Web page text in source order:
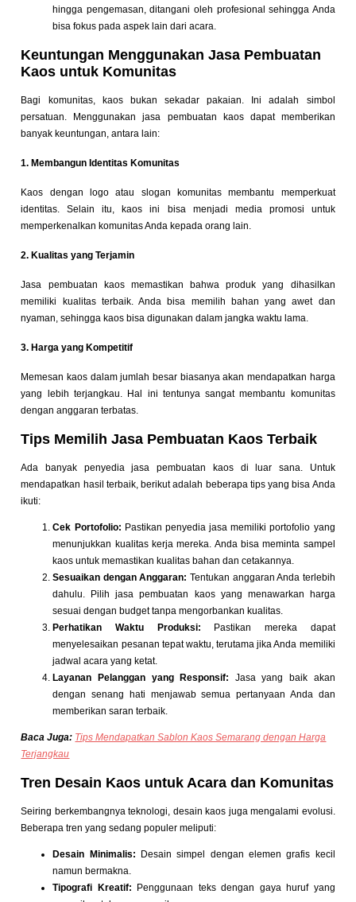
hingga pengemasan, ditangani oleh profesional sehingga Anda
bisa fokus pada aspek lain dari acara.
Keuntungan Menggunakan Jasa Pembuatan
Kaos untuk Komunitas
Bagi komunitas, kaos bukan sekadar pakaian. Ini adalah simbol
persatuan. Menggunakan jasa pembuatan kaos dapat memberikan
banyak keuntungan, antara lain:
1. Membangun Identitas Komunitas
Kaos dengan logo atau slogan komunitas membantu memperkuat
identitas. Selain itu, kaos ini bisa menjadi media promosi untuk
memperkenalkan komunitas Anda kepada orang lain.
2. Kualitas yang Terjamin
Jasa pembuatan kaos memastikan bahwa produk yang dihasilkan
memiliki kualitas terbaik. Anda bisa memilih bahan yang awet dan
nyaman, sehingga kaos bisa digunakan dalam jangka waktu lama.
3. Harga yang Kompetitif
Memesan kaos dalam jumlah besar biasanya akan mendapatkan harga
yang lebih terjangkau. Hal ini tentunya sangat membantu komunitas
dengan anggaran terbatas.
Tips Memilih Jasa Pembuatan Kaos Terbaik
Ada banyak penyedia jasa pembuatan kaos di luar sana. Untuk
mendapatkan hasil terbaik, berikut adalah beberapa tips yang bisa Anda
ikuti:
Cek Portofolio: Pastikan penyedia jasa memiliki portofolio yang
menunjukkan kualitas kerja mereka. Anda bisa meminta sampel
kaos untuk memastikan kualitas bahan dan cetakannya.
Sesuaikan dengan Anggaran: Tentukan anggaran Anda terlebih
dahulu. Pilih jasa pembuatan kaos yang menawarkan harga
sesuai dengan budget tanpa mengorbankan kualitas.
Perhatikan Waktu Produksi: Pastikan mereka dapat
menyelesaikan pesanan tepat waktu, terutama jika Anda memiliki
jadwal acara yang ketat.
Layanan Pelanggan yang Responsif: Jasa yang baik akan
dengan senang hati menjawab semua pertanyaan Anda dan
memberikan saran terbaik.
Baca Juga: Tips Mendapatkan Sablon Kaos Semarang dengan Harga
Terjangkau
Tren Desain Kaos untuk Acara dan Komunitas
Seiring berkembangnya teknologi, desain kaos juga mengalami evolusi.
Beberapa tren yang sedang populer meliputi:
Desain Minimalis: Desain simpel dengan elemen grafis kecil
namun bermakna.
Tipografi Kreatif: Penggunaan teks dengan gaya huruf yang